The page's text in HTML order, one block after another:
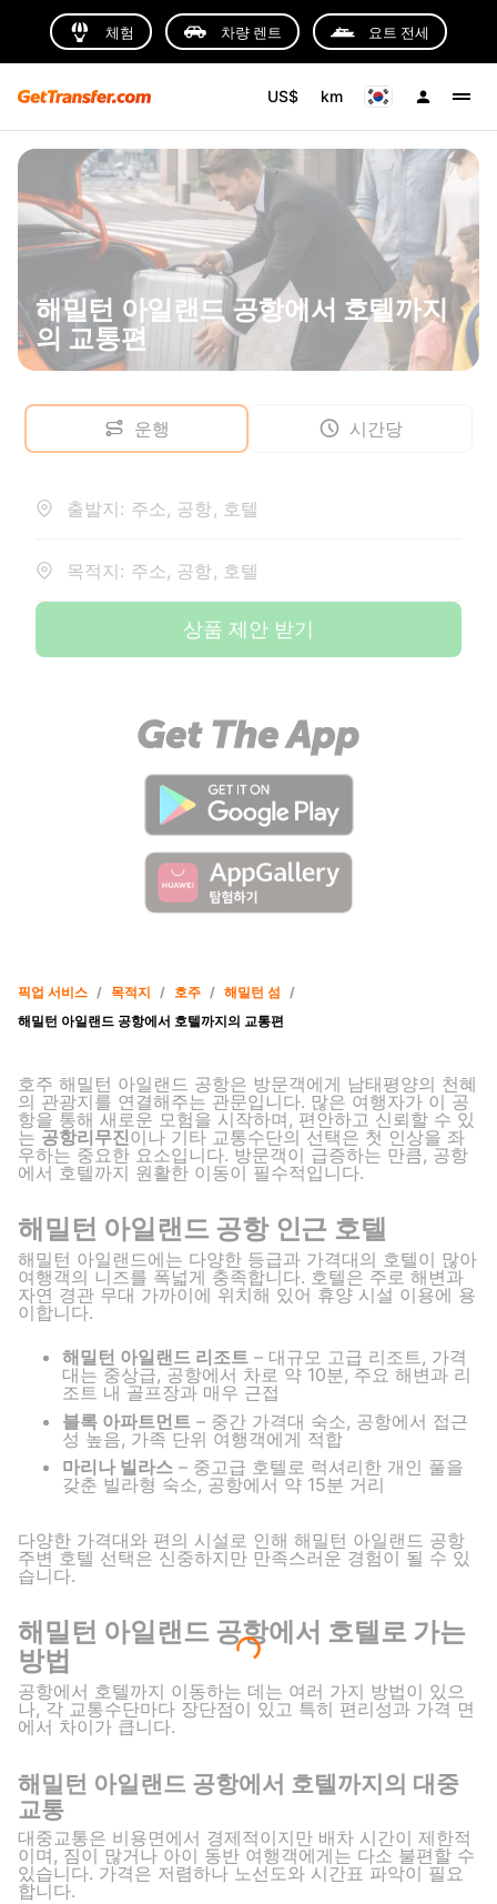
체험 차량 렌트 요트 전세
US$ km
해밀턴 아일랜드 공항에서 호텔까지
의 교통편
운행 시간당
출발지: 주소, 공항, 호텔
목적지: 주소, 공항, 호텔
상품 제안 받기
픽업 서비스 / 목적지 / 호주 / 해밀턴 섬 /
해밀턴 아일랜드 공항에서 호텔까지의 교통편
호주 해밀턴 아일랜드 공항은 방문객에게 남태평양의 천혜
의 관광지를 연결해주는 관문입니다. 많은 여행자가 이 공
항을 통해 새로운 모험을 시작하며, 편안하고 신뢰할 수 있
는 공항리무진이나 기타 교통수단의 선택은 첫 인상을 좌
우하는 중요한 요소입니다. 방문객이 급증하는 만큼, 공항
에서 호텔까지 원활한 이동이 필수적입니다.
해밀턴 아일랜드 공항 인근 호텔
해밀턴 아일랜드에는 다양한 등급과 가격대의 호텔이 많아
여행객의 니즈를 폭넓게 충족합니다. 호텔은 주로 해변과
자연 경관 무대 가까이에 위치해 있어 휴양 시설 이용에 용
이합니다.
해밀턴 아일랜드 리조트 – 대규모 고급 리조트, 가격
대는 중상급, 공항에서 차로 약 10분, 주요 해변과 리
조트 내 골프장과 매우 근접
블록 아파트먼트 – 중간 가격대 숙소, 공항에서 접근
성 높음, 가족 단위 여행객에게 적합
마리나 빌라스 – 중고급 호텔로 럭셔리한 개인 풀을
갖춘 빌라형 숙소, 공항에서 약 15분 거리
다양한 가격대와 편의 시설로 인해 해밀턴 아일랜드 공항
주변 호텔 선택은 신중하지만 만족스러운 경험이 될 수 있
습니다.
해밀턴 아일랜드 공항에서 호텔로 가는
방법
공항에서 호텔까지 이동하는 데는 여러 가지 방법이 있으
나, 각 교통수단마다 장단점이 있고 특히 편리성과 가격 면
에서 차이가 큽니다.
해밀턴 아일랜드 공항에서 호텔까지의 대중
교통
대중교통은 비용면에서 경제적이지만 배차 시간이 제한적
이며, 짐이 많거나 아이 동반 여행객에게는 다소 불편할 수
있습니다. 가격은 저렴하나 노선도와 시간표 파악이 필요
합니다.